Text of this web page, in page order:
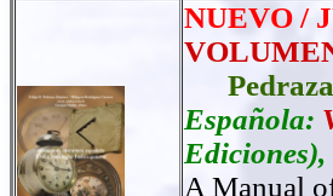
NUEVO /
Española:
Ediciones),
A Manual